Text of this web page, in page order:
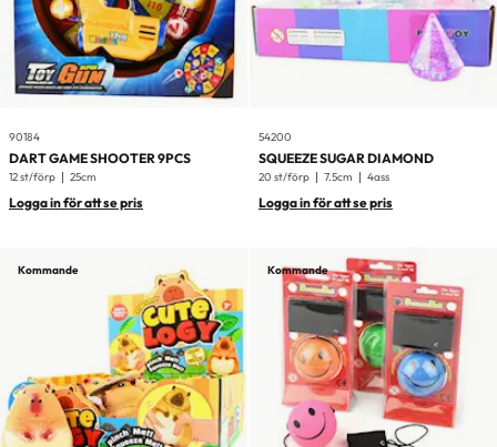
90184
DART GAME SHOOTER 9PCS
12 st/förp 25cm
Logga in för att se pris
54200
SQUEEZE SUGAR DIAMOND
20 st/förp 7.5cm 4ass
Logga in för att se pris
Kommande Kommande